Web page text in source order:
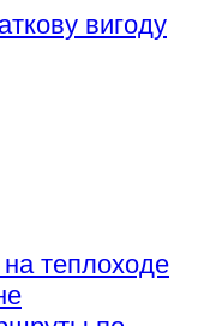
вигоду
теплоходе